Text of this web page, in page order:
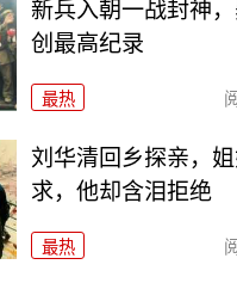
新兵入朝一战封神
创最高纪录
最热
刘华清回乡探亲，
求，他却含泪拒绝
最热